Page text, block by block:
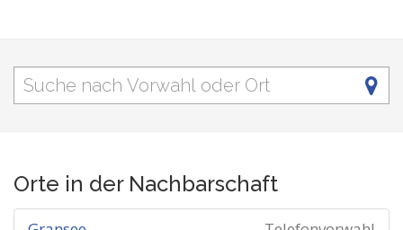
Orte in der Nachbarschaft